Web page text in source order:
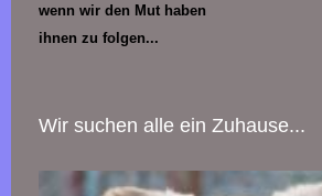
wenn wir den Mut haben
ihnen zu folgen...
Wir suchen alle ein Zuhause...